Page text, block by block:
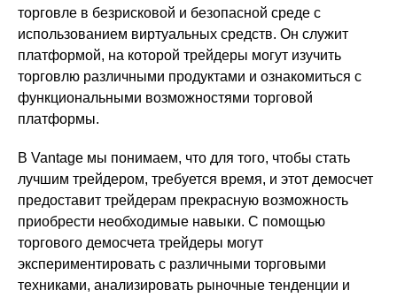
торговле в безрисковой и безопасной среде с
использованием виртуальных средств. Он служит
платформой, на которой трейдеры могут изучить
торговлю различными продуктами и ознакомиться с
функциональными возможностями торговой
платформы.
В Vantage мы понимаем, что для того, чтобы стать
лучшим трейдером, требуется время, и этот демосчет
предоставит трейдерам прекрасную возможность
приобрести необходимые навыки. С помощью
торгового демосчета трейдеры могут
экспериментировать с различными торговыми
техниками, анализировать рыночные тенденции и